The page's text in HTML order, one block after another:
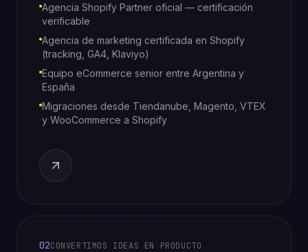
Agencia Shopify Partner oficial — certificación
verificable
Agencia de marketing certificada en Shopify
(tracking, GA4, Klaviyo)
Equipo eCommerce senior entre Argentina y
España
Migraciones desde Tiendanube, Magento, VTEX
y WooCommerce a Shopify
02CONVERTIMOS IDEAS EN PRODUCTO